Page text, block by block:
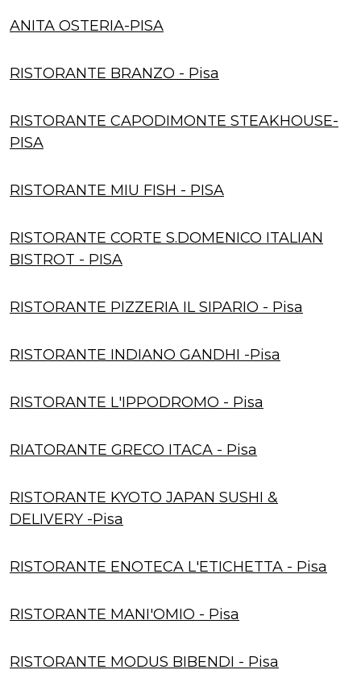
ANITA OSTERIA-PISA
RISTORANTE BRANZO - Pisa
RISTORANTE CAPODIMONTE STEAKHOUSE-
PISA
RISTORANTE MIU FISH - PISA
RISTORANTE CORTE S.DOMENICO ITALIAN
BISTROT - PISA
RISTORANTE PIZZERIA IL SIPARIO - Pisa
RISTORANTE INDIANO GANDHI -Pisa
RISTORANTE L'IPPODROMO - Pisa
RIATORANTE GRECO ITACA - Pisa
RISTORANTE KYOTO JAPAN SUSHI &
DELIVERY -Pisa
RISTORANTE ENOTECA L'ETICHETTA - Pisa
RISTORANTE MANI'OMIO - Pisa
RISTORANTE MODUS BIBENDI - Pisa